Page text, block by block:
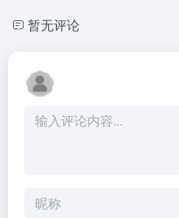
暂无评论